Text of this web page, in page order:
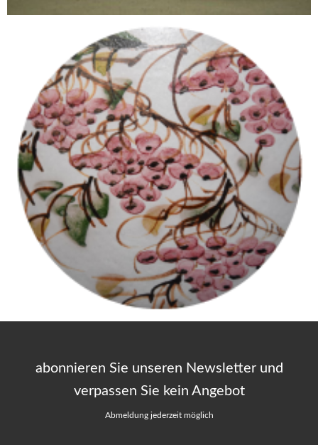
abonnieren Sie unseren Newsletter und
verpassen Sie kein Angebot
Abmeldung jederzeit möglich